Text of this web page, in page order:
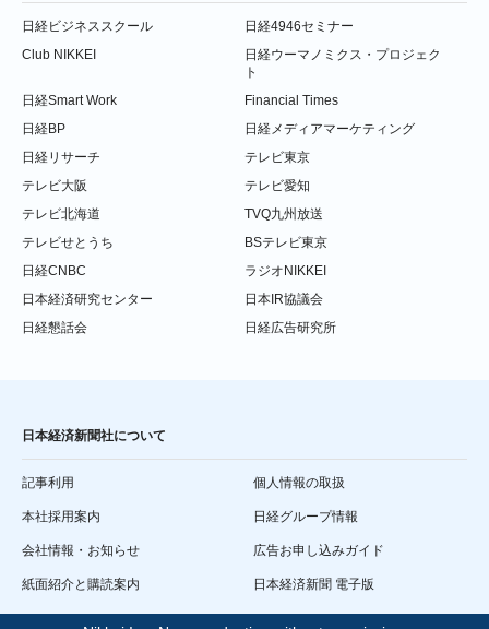
日経ビジネススクール
日経4946セミナー
Club NIKKEI
日経ウーマノミクス・プロジェク
ト
日経Smart Work
Financial Times
日経BP
日経メディアマーケティング
日経リサーチ
テレビ東京
テレビ大阪
テレビ愛知
テレビ北海道
TVQ九州放送
テレビせとうち
BSテレビ東京
日経CNBC
ラジオNIKKEI
日本経済研究センター
日本IR協議会
日経懇話会
日経広告研究所
日本経済新聞社について
記事利用 個人情報の取扱
本社採用案内 日経グループ情報
会社情報・お知らせ 広告お申し込みガイド
紙面紹介と購読案内 日本経済新聞 電子版